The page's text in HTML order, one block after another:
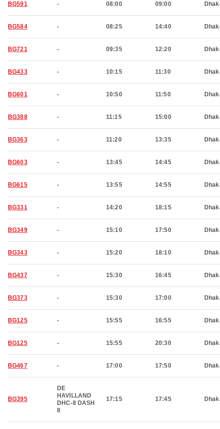
BG591 - 08:00 09:00
BG584 - 08:25 14:40
BG721 - 09:35 12:20
BG433 - 10:15 11:30
BG601 - 10:50 11:50
BG388 - 11:15 15:00
BG363 - 11:20 13:35
BG603 - 13:45 14:45
BG615 - 13:55 14:55
BG331 - 14:20 18:15
BG349 - 15:10 17:50
BG343 - 15:20 18:10
BG437 - 15:30 16:45
BG373 - 15:30 17:00
BG125 - 15:55 16:55
BG125 - 15:55 20:30
BG467 - 17:00 17:50
BG395
DE
HAVILLAND
DHC-8 DASH
8
17:15 17:45